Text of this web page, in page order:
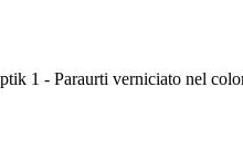
1 - Paraurti verniciato nel